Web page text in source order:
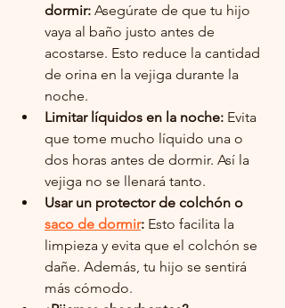
dormir: Asegúrate de que tu hijo
vaya al baño justo antes de
acostarse. Esto reduce la cantidad
de orina en la vejiga durante la
noche.
Limitar líquidos en la noche: Evita
que tome mucho líquido una o
dos horas antes de dormir. Así la
vejiga no se llenará tanto.
Usar un protector de colchón o
saco de dormir: Esto facilita la
limpieza y evita que el colchón se
dañe. Además, tu hijo se sentirá
más cómodo.